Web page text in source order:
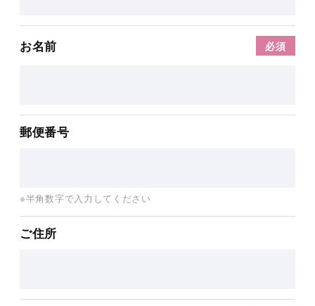
お名前
郵便番号
※半角数字で入力してください
ご住所